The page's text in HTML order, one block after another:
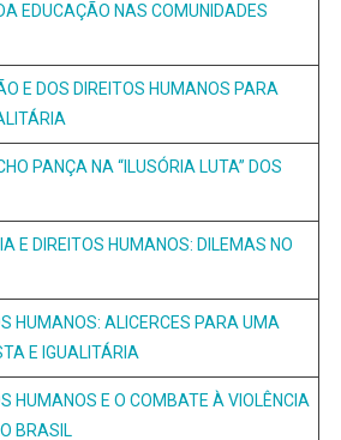
EDUCAÇÃO NAS COMUNIDADES
E DOS DIREITOS HUMANOS PARA
PANÇA NA “ILUSÓRIA LUTA” DOS
E DIREITOS HUMANOS: DILEMAS NO
HUMANOS: ALICERCES PARA UMA
E IGUALITÁRIA
HUMANOS E O COMBATE À VIOLÊNCIA
BRASIL